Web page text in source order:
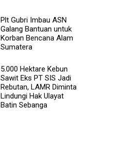
Plt Gubri Imbau ASN
Galang Bantuan untuk
Korban Bencana Alam
Sumatera
5.000 Hektare Kebun
Sawit Eks PT SIS Jadi
Rebutan, LAMR Diminta
Lindungi Hak Ulayat
Batin Sebanga